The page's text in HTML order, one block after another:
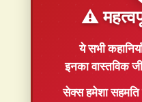
⚠️
ये सभी
इनका वास्तविक
सेक्स हमेशासहमति